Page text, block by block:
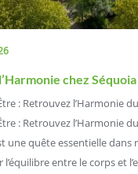
chez
: Retrouvez l’Harmonie
: Retrouvez l’Harmonie
une quête essentielle dans
entre le corps et